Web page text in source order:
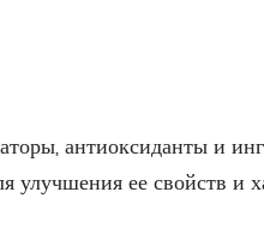
антиоксиданты и
ее свойств и